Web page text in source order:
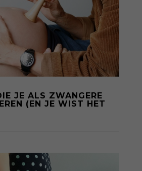
JE ALS ZWANGERE
(EN JE WIST HET